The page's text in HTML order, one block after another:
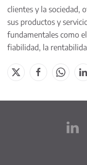
clientes y la sociedad,
sus productos y
fundamentales como
fiabilidad, la